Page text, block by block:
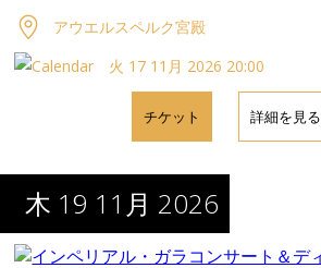
アウエルスペルク宮殿
火 17 11月 2026 20:00
チケット 詳細を見る
木 19 11月 2026